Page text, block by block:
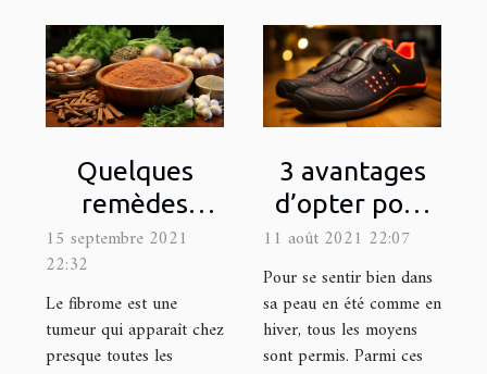
Quelques
remèdes
naturels pour
soigner le
fibrome
15 septembre 2021
22:32
Le fibrome est une
tumeur qui apparaît chez
presque toutes les
3 avantages
d’opter pour
une semelle
chauffante
11 août 2021 22:07
Pour se sentir bien dans
sa peau en été comme en
hiver, tous les moyens
sont permis. Parmi ces